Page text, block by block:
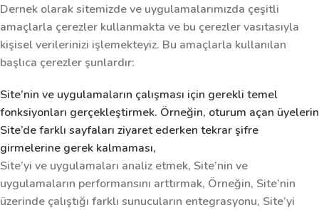
Dernek olarak sitemizde ve uygulamalarımızda çeşitli
amaçlarla çerezler kullanmakta ve bu çerezler vasıtasıyla
kişisel verilerinizi işlemekteyiz. Bu amaçlarla kullanılan
başlıca çerezler şunlardır:
Site’nin ve uygulamaların çalışması için gerekli temel
fonksiyonları gerçekleştirmek. Örneğin, oturum açan üyelerin
Site’de farklı sayfaları ziyaret ederken tekrar şifre
girmelerine gerek kalmaması,
Site’yi ve uygulamaları analiz etmek, Site’nin ve
uygulamaların performansını arttırmak, Örneğin, Site’nin
üzerinde çalıştığı farklı sunucuların entegrasyonu, Site’yi